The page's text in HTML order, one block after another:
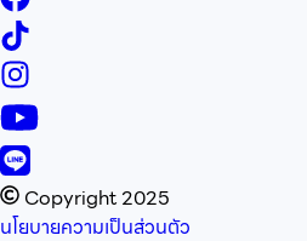
Copyright 2025
นโยบายความเป็นส่วนตัว